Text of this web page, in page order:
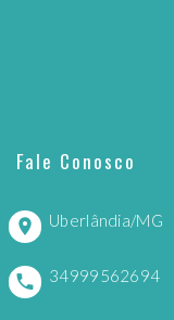
Fale Conosco
Uberlândia/MG
34999562694